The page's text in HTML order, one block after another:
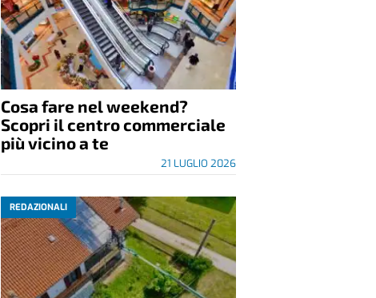
Cosa fare nel weekend?
Scopri il centro commerciale
più vicino a te
21 LUGLIO 2026
REDAZIONALI